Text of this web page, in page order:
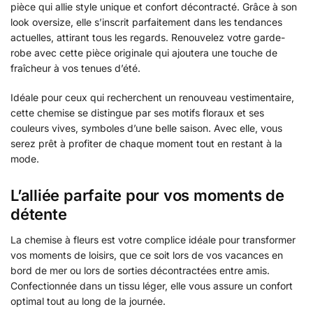
pièce qui allie style unique et confort décontracté. Grâce à son
look oversize, elle s’inscrit parfaitement dans les tendances
actuelles, attirant tous les regards. Renouvelez votre garde-
robe avec cette pièce originale qui ajoutera une touche de
fraîcheur à vos tenues d’été.
Idéale pour ceux qui recherchent un renouveau vestimentaire,
cette chemise se distingue par ses motifs floraux et ses
couleurs vives, symboles d’une belle saison. Avec elle, vous
serez prêt à profiter de chaque moment tout en restant à la
mode.
L’alliée parfaite pour vos moments de
détente
La chemise à fleurs est votre complice idéale pour transformer
vos moments de loisirs, que ce soit lors de vos vacances en
bord de mer ou lors de sorties décontractées entre amis.
Confectionnée dans un tissu léger, elle vous assure un confort
optimal tout au long de la journée.